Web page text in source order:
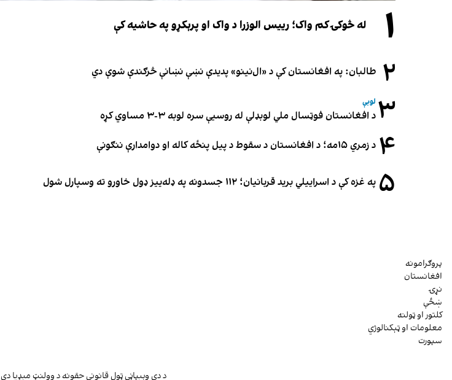
۱ له څوکۍ کم واک؛ رییس الوزرا د واک او پرېکړو په حاشیه کې
۲ طالبان: په افغانستان کې د «ال‌نینو» پدیدې نښې نښانې څرګندې شوې دي
۳ لوبې
د افغانستان فوټسال ملي لوبډلې له روسیې سره لوبه ۳-۳ مساوي کړه
۴ د زمري ۱۵مه؛ د افغانستان د سقوط د پیل پنځه کاله او دوامدارې ننګونې
۵ په غزه کې د اسراییلي برید قربانیان؛ ۱۱۲ جسدونه په ډله‌ییز ډول خاورو ته وسپارل شول
پروګرامونه
افغانستان
نړۍ
ښځې
کلتور او ټولنه
معلومات او ټېکنالوژي
سپورت
د دې وېبپاڼې ټول قانوني حقونه د وولنټ میډیا دي